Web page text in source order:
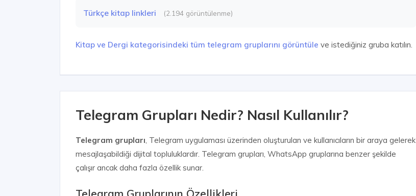
Türkçe kitap linkleri (2.194 görüntülenme)
Kitap ve Dergi kategorisindeki tüm telegram gruplarını görüntüle ve istediğiniz gruba katılın.
Telegram Grupları Nedir? Nasıl Kullanılır?
Telegram grupları, Telegram uygulaması üzerinden oluşturulan ve kullanıcıların bir araya gelerek
mesajlaşabildiği dijital topluluklardır. Telegram grupları, WhatsApp gruplarına benzer şekilde
çalışır ancak daha fazla özellik sunar.